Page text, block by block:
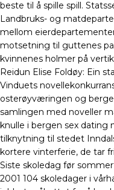
beste til å spille spill.
Landbruks- og
mellom
motsetning til guttenes
kvinnenes holmer på
Reidun Elise Foldøy: Ein
Vinduets
osterøyværingen og
samlingen med noveller
knulle i bergen sex dating
tilknytning til stedet
kortere vinterferie, de tar
Siste skoledag før
2001 104 skoledager i